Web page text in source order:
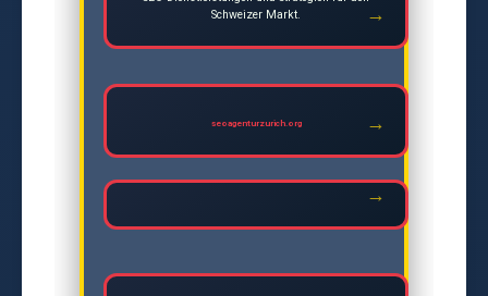
Schweizer Markt.
seoagenturzurich.org